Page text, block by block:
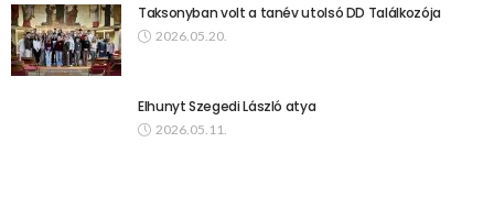
Taksonyban volt a tanév utolsó DD Találkozója
2026.05.20.
Elhunyt Szegedi László atya
2026.05.11.